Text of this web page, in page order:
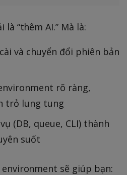
“thêm AI.” Mà là:
và chuyển đổi phiên bản
rõ ràng,
trỏ lung tung
(DB, queue, CLI) thành
suốt
sẽ giúp bạn: